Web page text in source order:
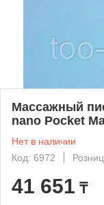
Массажный
nano Pocket
Нет в наличии
Код: 6972
41 651 ₸